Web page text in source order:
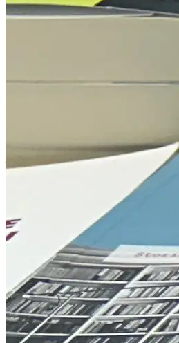
A come Alternos (cart.)
Viaggio nelle lettere di Sant'Efisio
Collana: Fede e spiritualità